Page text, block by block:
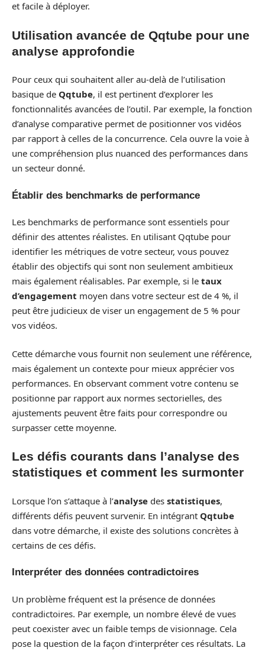
et facile à déployer.
Utilisation avancée de Qqtube pour une
analyse approfondie
Pour ceux qui souhaitent aller au-delà de l’utilisation
basique de Qqtube, il est pertinent d’explorer les
fonctionnalités avancées de l’outil. Par exemple, la fonction
d’analyse comparative permet de positionner vos vidéos
par rapport à celles de la concurrence. Cela ouvre la voie à
une compréhension plus nuanced des performances dans
un secteur donné.
Établir des benchmarks de performance
Les benchmarks de performance sont essentiels pour
définir des attentes réalistes. En utilisant Qqtube pour
identifier les métriques de votre secteur, vous pouvez
établir des objectifs qui sont non seulement ambitieux
mais également réalisables. Par exemple, si le taux
d’engagement moyen dans votre secteur est de 4 %, il
peut être judicieux de viser un engagement de 5 % pour
vos vidéos.
Cette démarche vous fournit non seulement une référence,
mais également un contexte pour mieux apprécier vos
performances. En observant comment votre contenu se
positionne par rapport aux normes sectorielles, des
ajustements peuvent être faits pour correspondre ou
surpasser cette moyenne.
Les défis courants dans l’analyse des
statistiques et comment les surmonter
Lorsque l’on s’attaque à l’analyse des statistiques,
différents défis peuvent survenir. En intégrant Qqtube
dans votre démarche, il existe des solutions concrètes à
certains de ces défis.
Interpréter des données contradictoires
Un problème fréquent est la présence de données
contradictoires. Par exemple, un nombre élevé de vues
peut coexister avec un faible temps de visionnage. Cela
pose la question de la façon d’interpréter ces résultats. La